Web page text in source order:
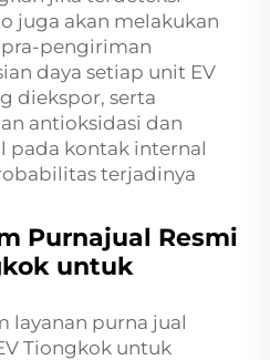
juga akan melakukan
pengiriman
daya setiap unit EV
diekspor, serta
antioksidasi dan
pada kontak internal
terjadinya
Purnajual Resmi
untuk
layanan purna jual
Tiongkok untuk